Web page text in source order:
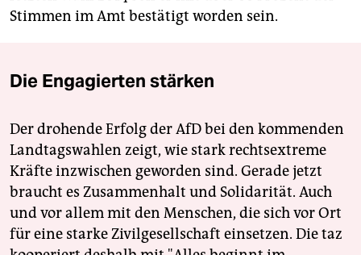
Stimmen im Amt bestätigt worden sein.
Die Engagierten stärken
Der drohende Erfolg der AfD bei den kommenden
Landtagswahlen zeigt, wie stark rechtsextreme
Kräfte inzwischen geworden sind. Gerade jetzt
braucht es Zusammenhalt und Solidarität. Auch
und vor allem mit den Menschen, die sich vor Ort
für eine starke Zivilgesellschaft einsetzen. Die taz